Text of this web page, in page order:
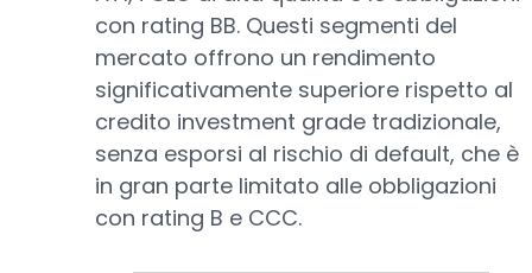
con rating BB. Questi segmenti del
mercato offrono un rendimento
significativamente superiore rispetto al
credito investment grade tradizionale,
senza esporsi al rischio di default, che è
in gran parte limitato alle obbligazioni
con rating B e CCC.